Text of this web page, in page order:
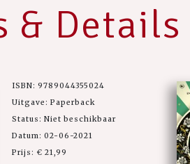
& Details
ISBN: 9789044355024
Uitgave: Paperback
Status: Niet beschikbaar
Datum: 02-06-2021
Prijs: € 21,99